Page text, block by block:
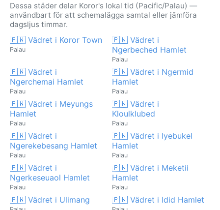
Dessa städer delar Koror's lokal tid (Pacific/Palau) —
användbart för att schemalägga samtal eller jämföra
dagsljus timmar.
🇵🇼 Vädret i Koror Town
Palau
🇵🇼 Vädret i
Ngerbeched Hamlet
Palau
🇵🇼 Vädret i
Ngerchemai Hamlet
Palau
🇵🇼 Vädret i Ngermid
Hamlet
Palau
🇵🇼 Vädret i Meyungs
Hamlet
Palau
🇵🇼 Vädret i
Kloulklubed
Palau
🇵🇼 Vädret i
Ngerekebesang Hamlet
Palau
🇵🇼 Vädret i Iyebukel
Hamlet
Palau
🇵🇼 Vädret i
Ngerkeseuaol Hamlet
Palau
🇵🇼 Vädret i Meketii
Hamlet
Palau
🇵🇼 Vädret i Ulimang 🇵🇼 Vädret i Idid Hamlet